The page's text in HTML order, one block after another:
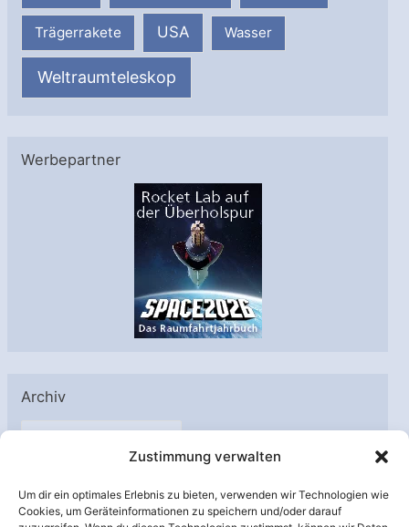
Zustimmung verwalten
Um dir ein optimales Erlebnis zu bieten, verwenden wir Technologien wie
Cookies, um Geräteinformationen zu speichern und/oder darauf
Trägerrakete USA Wasser
Weltraumteleskop
Werbepartner
Archiv
A
h
Unterstützt von: